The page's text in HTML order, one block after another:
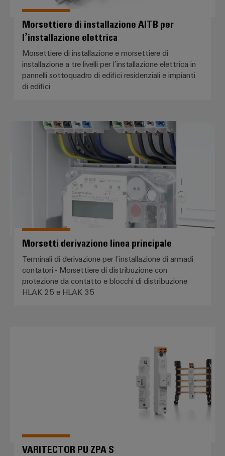
Morsettiere di installazione AITB per
l’installazione elettrica
Morsettiere di installazione e morsettiere di
installazione a tre livelli per l’installazione elettrica in
pannelli sottoquadro di edifici residenziali e impianti
di edifici
Morsetti derivazione linea
Morsetti derivazione linea principale
Terminali di derivazione per l’installazione di armadi
contatori - Morsettiere di distribuzione con
protezione da contatto e blocchi di distribuzione
HLAK 25 e HLAK 35
VARITECTOR PU ZPA S